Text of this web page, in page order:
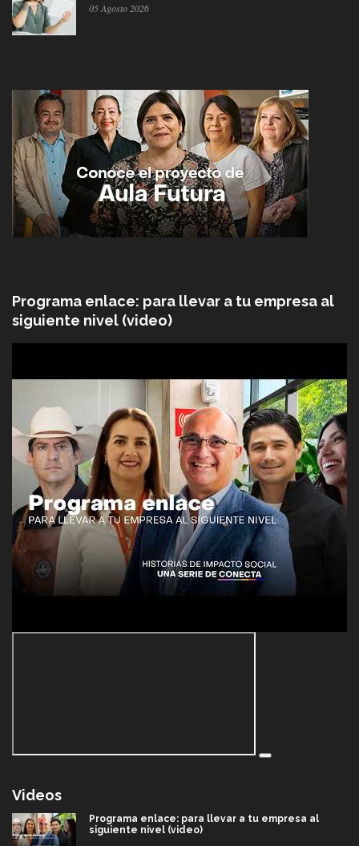
05 Agosto 2026
Programa enlace: para llevar a tu empresa al
siguiente nivel (video)
Videos
Programa enlace: para llevar a tu empresa al
siguiente nivel (video)